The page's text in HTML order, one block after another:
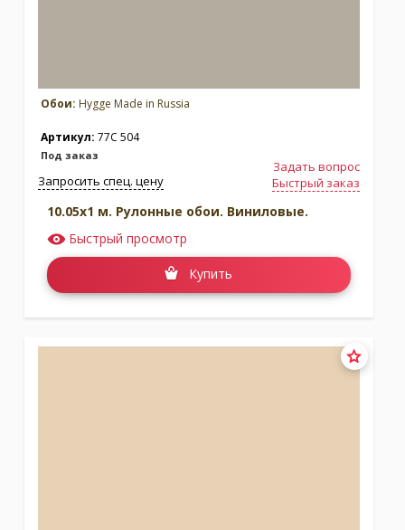
Обои: Hygge Made in Russia
Артикул: 77C 504
Под заказ
Задать вопрос
Быстрый заказ
Запросить спец. цену
10.05x1 м. Рулонные обои. Виниловые.
Быстрый просмотр
Купить